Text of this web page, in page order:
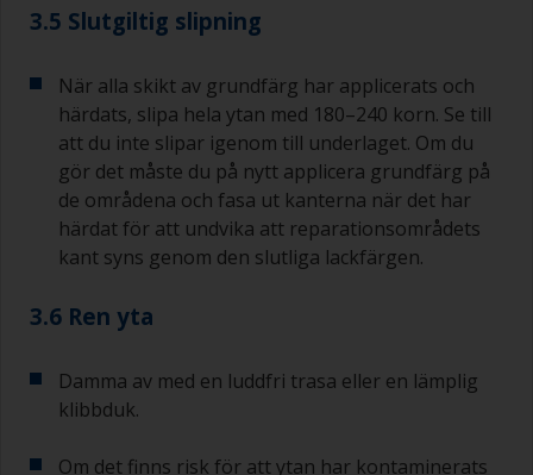
3.5 Slutgiltig slipning
När alla skikt av grundfärg har applicerats och
härdats, slipa hela ytan med 180–240 korn. Se till
att du inte slipar igenom till underlaget. Om du
gör det måste du på nytt applicera grundfärg på
de områdena och fasa ut kanterna när det har
härdat för att undvika att reparationsområdets
kant syns genom den slutliga lackfärgen.
3.6 Ren yta
Damma av med en luddfri trasa eller en lämplig
klibbduk.
Om det finns risk för att ytan har kontaminerats